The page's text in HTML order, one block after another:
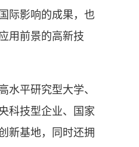
际影响的成果，也
用前景的高新技
平研究型大学、
科技型企业、国家
新基地，同时还拥